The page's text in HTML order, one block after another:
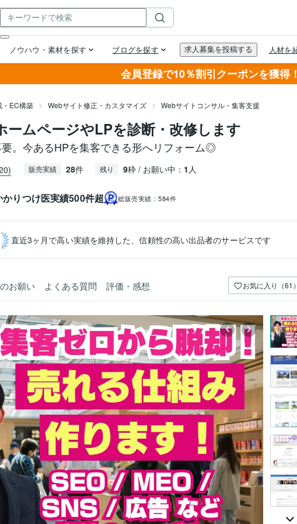
会員登録で10％割引クーポンを獲得！
・EC構築 Webサイト修正・カスタマイズ Webサイトコンサル・集客支援
ームページやLPを診断・改修します
。今あるHPを集客できる形へリフォーム◎
販売実績 28件 残り 9枠 / お願い中： 1 人
りつけ医実績500件超 総販売実績： 584件
直近3ヶ月で高い実績を維持した、信頼性の高い出品者のサービスです
お願い よくある質問 評価・感想 お気に入り（61）